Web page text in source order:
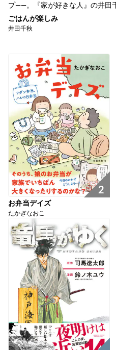
プ――。『家が好きな人』の井田
ごはんが楽しみ
井田千秋
2
お弁当デイズ
たかぎなおこ